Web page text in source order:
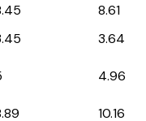
8.61
3.64
4.96
10.16